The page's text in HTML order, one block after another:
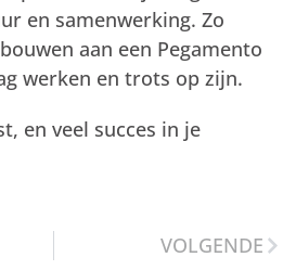
en samenwerking. Zo
aan een Pegamento
werken en trots op zijn.
en veel succes in je
VOLGENDE